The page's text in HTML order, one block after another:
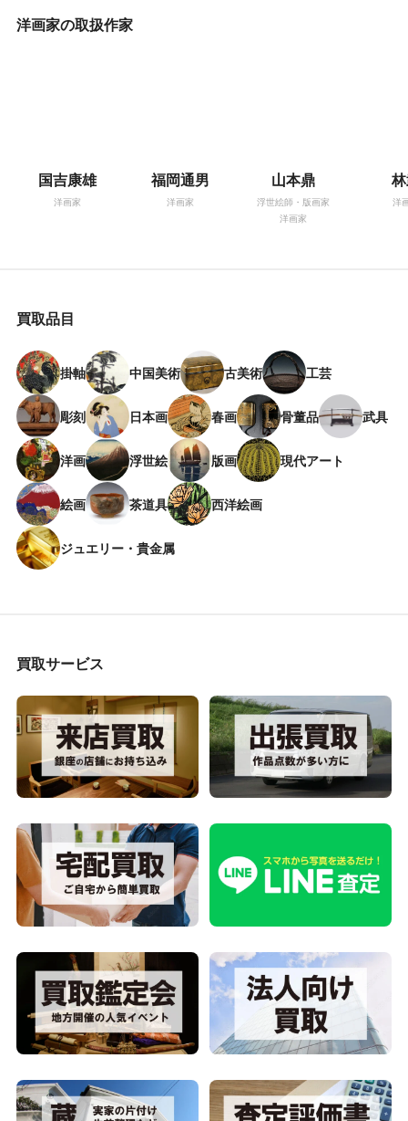
洋画家の取扱作家
国吉康雄
洋画家
福岡通男
洋画家
山本鼎
浮世絵師・版画家
洋画家
洋
買取品目
掛軸 中国美術 古美術 工芸
彫刻 日本画 春画 骨董品 武具
洋画 浮世絵 版画 現代アート
絵画 茶道具 西洋絵画
ジュエリー・貴金属
買取サービス